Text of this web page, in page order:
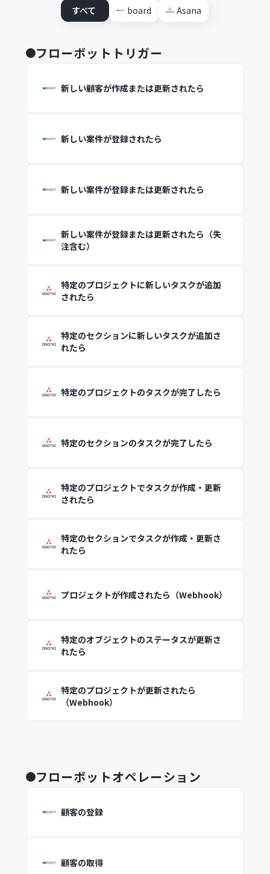
すべて board Asana
フローボットトリガー
新しい顧客が作成または更新されたら
新しい案件が登録されたら
新しい案件が登録または更新されたら
新しい案件が登録または更新されたら（失
注含む）
特定のプロジェクトに新しいタスクが追加
されたら
特定のセクションに新しいタスクが追加さ
れたら
特定のプロジェクトのタスクが完了したら
特定のセクションのタスクが完了したら
特定のプロジェクトでタスクが作成・更新
されたら
特定のセクションでタスクが作成・更新さ
れたら
プロジェクトが作成されたら（Webhook）
特定のオブジェクトのステータスが更新さ
れたら
特定のプロジェクトが更新されたら
（Webhook）
フローボットオペレーション
顧客の登録
顧客の取得